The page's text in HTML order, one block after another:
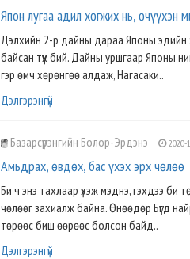
Япон лугаа адил хөгжих нь, өчүүхэн
Дэлхийн 2-р дайны дараа Японы эдийн
байсан түүх бий. Дайны уршгаар Японы
гэр өмч хөрөнгөө алдаж, Нагасаки..
Дэлгэрэнгүй
Базарсүрэнгийн Болор-Эрдэнэ 2020-
Амьдрах, өвдөх, бас үхэх эрх чөлөө
Би ч энэ тахлаар үхэж мэднэ, гэхдээ би
чөлөөг захиалж байна. Өнөөдөр Бүгд
төрөөс биш өөрөөс болсон байд..
Дэлгэрэнгүй